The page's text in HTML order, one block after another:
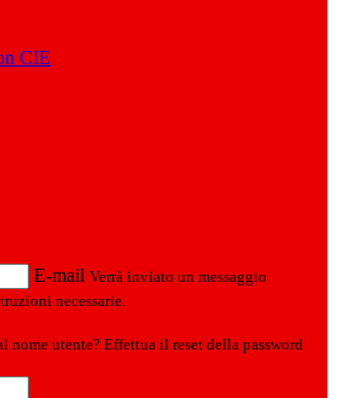
CIE
E-mail Verrà inviato un messaggio
necessarie.
nome utente? Effettua il reset della password